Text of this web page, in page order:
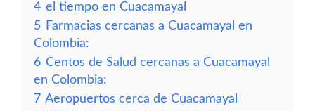
4 el tiempo en Cuacamayal
5 Farmacias cercanas a Cuacamayal en
Colombia:
6 Centos de Salud cercanas a Cuacamayal
en Colombia:
7 Aeropuertos cerca de Cuacamayal